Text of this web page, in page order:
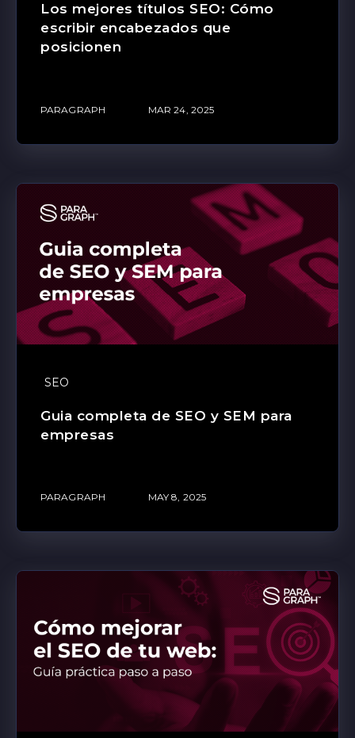
Los mejores títulos SEO: Cómo
escribir encabezados que
posicionen
PARAGRAPH MAR 24, 2025
SEO
Guia completa de SEO y SEM para
empresas
PARAGRAPH MAY 8, 2025